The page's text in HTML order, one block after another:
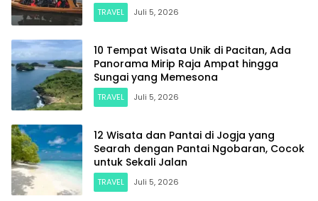
TRAVEL Juli 5, 2026
10 Tempat Wisata Unik di Pacitan, Ada
Panorama Mirip Raja Ampat hingga
Sungai yang Memesona
TRAVEL Juli 5, 2026
12 Wisata dan Pantai di Jogja yang
Searah dengan Pantai Ngobaran, Cocok
untuk Sekali Jalan
TRAVEL Juli 5, 2026